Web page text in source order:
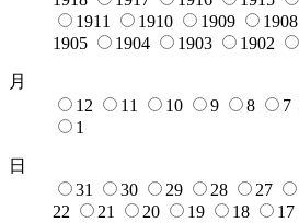
1911
1910 1909 1908
1905
1904 1903 1902
月
12
11 10 9 8 7
1
日
31
30 29 28 27
22
21 20 19 18 17